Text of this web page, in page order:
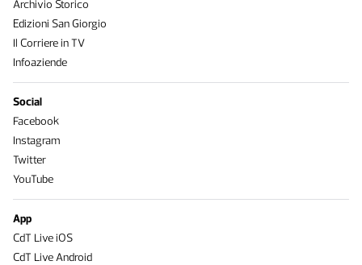
Archivio Storico
Edizioni San Giorgio
Il Corriere in TV
Infoaziende
Social
Facebook
Instagram
Twitter
YouTube
App
CdT Live iOS
CdT Live Android